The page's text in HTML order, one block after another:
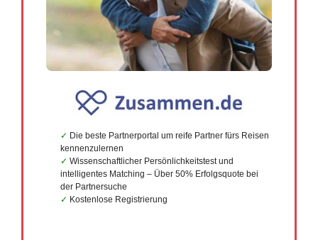
Die beste Partnerportal um reife Partner fürs Reisen
kennenzulernen
Wissenschaftlicher Persönlichkeitstest und
intelligentes Matching – Über 50% Erfolgsquote bei
der Partnersuche
Kostenlose Registrierung